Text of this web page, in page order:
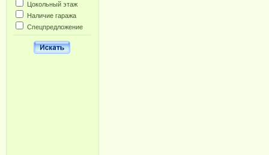
Цокольный этаж
Наличие гаража
Спецпредложение